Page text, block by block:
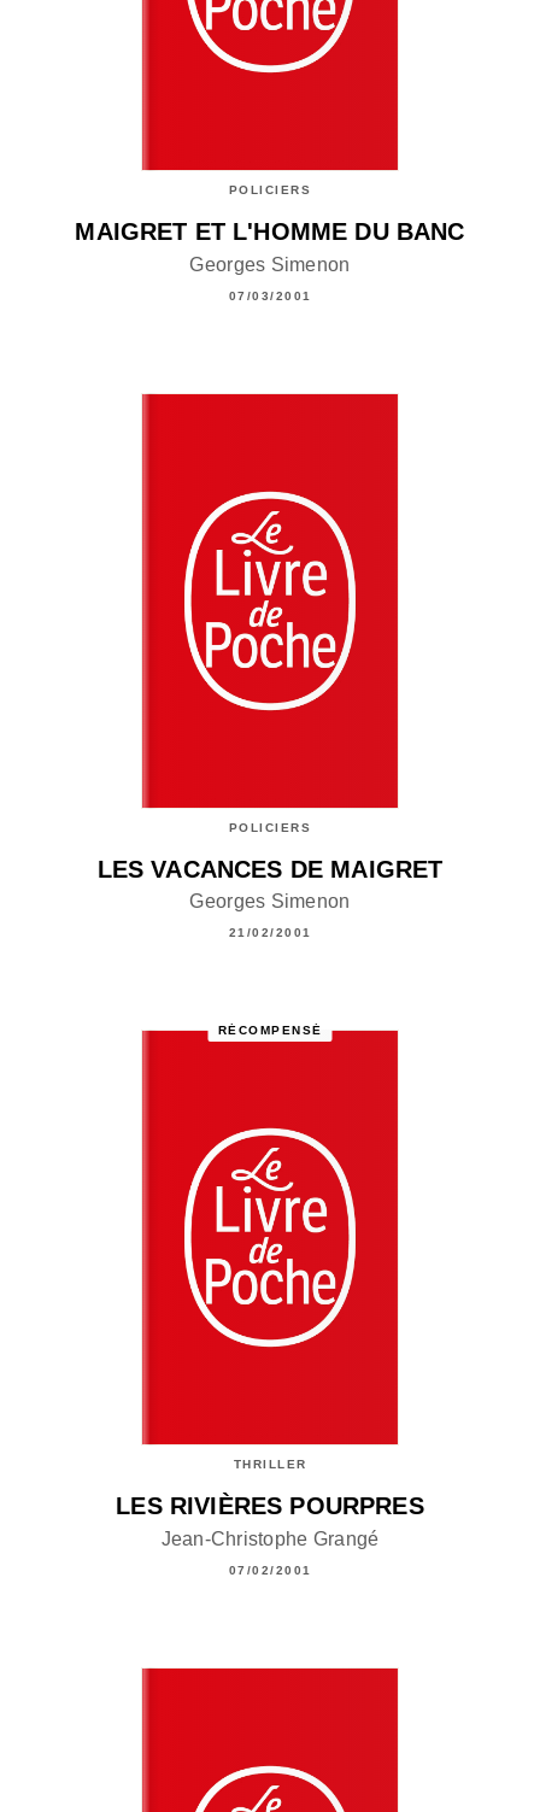
POLICIERS
MAIGRET ET L'HOMME DU BANC
Georges Simenon
07/03/2001
POLICIERS
LES VACANCES DE MAIGRET
Georges Simenon
21/02/2001
RÉCOMPENSÉ
THRILLER
LES RIVIÈRES POURPRES
Jean-Christophe Grangé
07/02/2001